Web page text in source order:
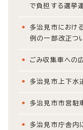
で負担する選挙
多治見市におけ
例の一部改正つ
ごみ収集車への
多治見市上下水
多治見市市営駐
多治見市庁舎内